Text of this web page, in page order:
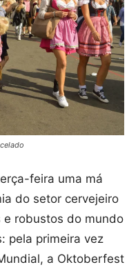
feira uma má
do setor cervejeiro
e robustos do mundo
pela primeira vez
a Oktoberfest